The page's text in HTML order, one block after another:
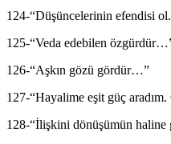
124-“Düşüncelerinin efendisi
125-“Veda edebilen
126-“Aşkın gözü gördür…”
127-“Hayalime eşit güç
128-“İlişkini dönüşümün